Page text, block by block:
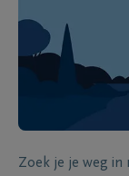
Zoek je je weg in